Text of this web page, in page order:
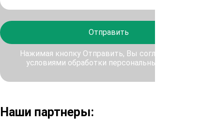
Отправить
Нажимая кнопку Отправить, Вы соглашаетесь с
условиями обработки персональных данных
Наши партнеры: